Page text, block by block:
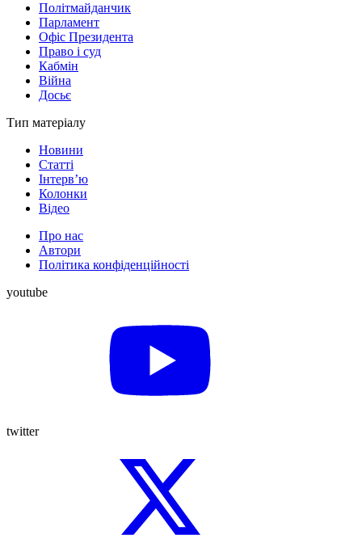
Політмайданчик
Парламент
Офіс Президента
Право і суд
Кабмін
Війна
Досьє
Тип матеріалу
Новини
Статті
Інтерв’ю
Колонки
Відео
Про нас
Автори
Політика конфіденційності
youtube
twitter